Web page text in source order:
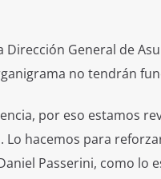
General de
no tendrán
por eso estamos
Lo hacemos para
Passerini, como lo